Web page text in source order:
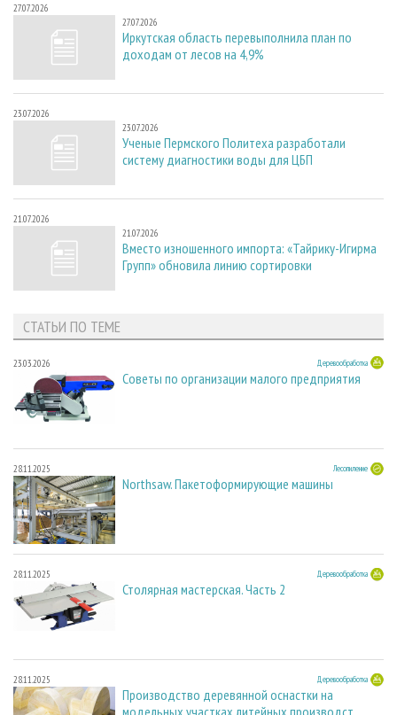
27.07.2026
27.07.2026
Иркутская область перевыполнила план по
доходам от лесов на 4,9%
23.07.2026
23.07.2026
Ученые Пермского Политеха разработали
систему диагностики воды для ЦБП
21.07.2026
21.07.2026
Вместо изношенного импорта: «Тайрику-Игирма
Групп» обновила линию сортировки
СТАТЬИ ПО ТЕМЕ
23.03.2026 Деревообработка
Советы по организации малого предприятия
28.11.2025 Лесопиление
Northsaw. Пакетоформирующие машины
28.11.2025 Деревообработка
Столярная мастерская. Часть 2
28.11.2025 Деревообработка
Производство деревянной оснастки на